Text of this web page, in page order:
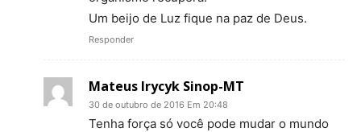
Um beijo de Luz fique na paz de Deus.
Responder
Mateus Irycyk Sinop-MT
30 de outubro de 2016 Em 20:48
Tenha força só você pode mudar o mundo